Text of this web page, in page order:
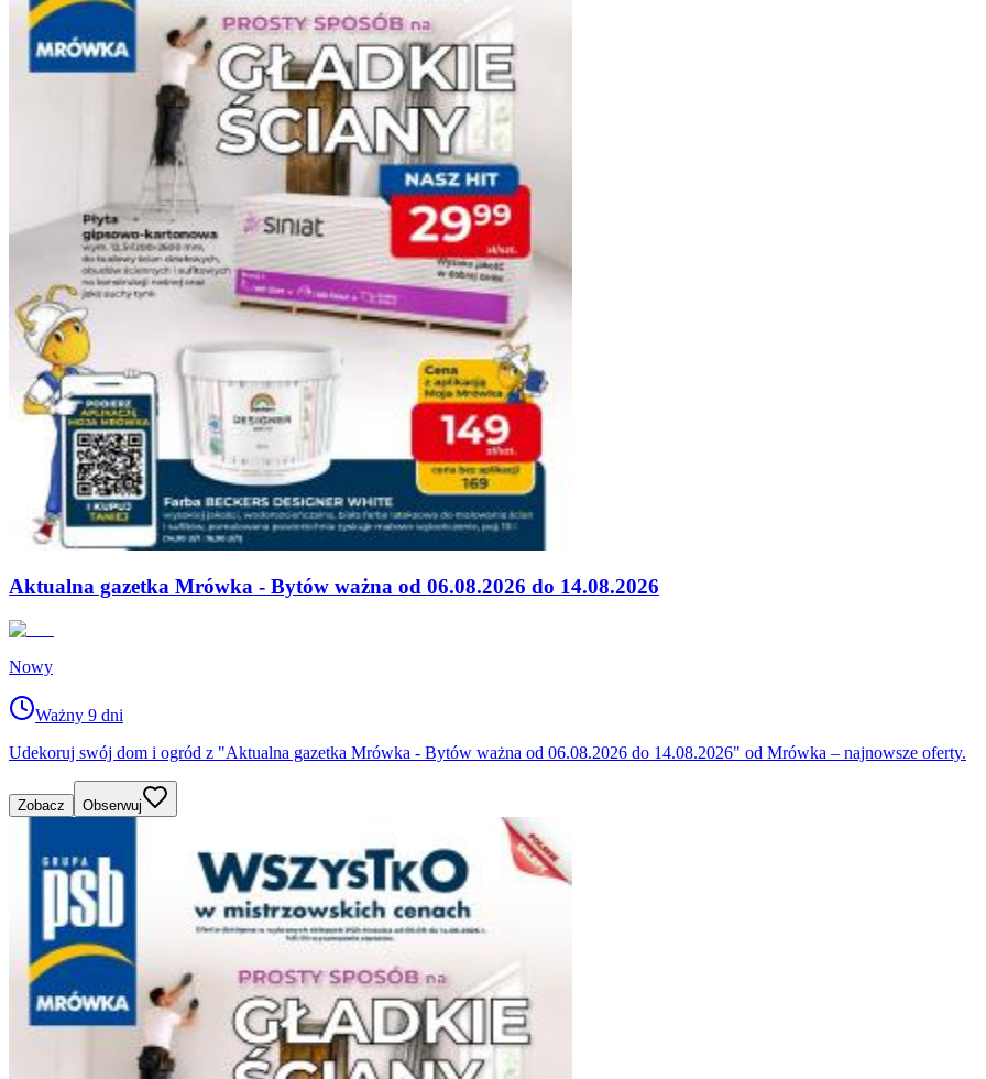
Aktualna gazetka Mrówka - Bytów ważna od 06.08.2026 do 14.08.2026
Nowy
Ważny 9 dni
Udekoruj swój dom i ogród z "Aktualna gazetka Mrówka - Bytów ważna od 06.08.2026 do 14.08.2026" od Mrówka – najnowsze oferty.
Zobacz Obserwuj